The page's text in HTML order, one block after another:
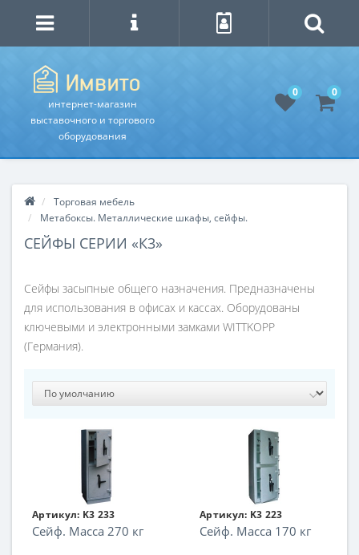
интернет-магазин
выставочного и торгового
оборудования
0 0
Торговая мебель
Метабоксы. Металлические шкафы, сейфы.
СЕЙФЫ СЕРИИ «К3»
Сейфы засыпные общего назначения. Предназначены
для использования в офисах и кассах. Оборудованы
ключевыми и электронными замками WITTKOPP
(Германия).
Артикул: K3 233
Сейф. Масса 270 кг
Артикул: K3 223
Сейф. Масса 170 кг